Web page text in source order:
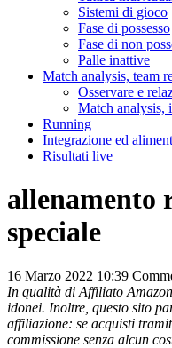
Sistemi di gioco
Fase di possesso
Fase di non
Palle inattive
Match analysis, team
Osservare e
Match analysis,
Running
Integrazione ed
Risultati live
allenamento
speciale
16 Marzo 2022 10:39
In qualità di Affiliato
idonei. Inoltre, questo sito
affiliazione: se acquisti
commissione senza alcun